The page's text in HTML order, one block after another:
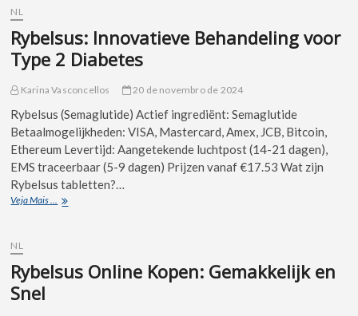
NL
Rybelsus: Innovatieve Behandeling voor
Type 2 Diabetes
Karina Vasconcellos 20 de novembro de 2024
Rybelsus (Semaglutide) Actief ingrediënt: Semaglutide
Betaalmogelijkheden: VISA, Mastercard, Amex, JCB, Bitcoin,
Ethereum Levertijd: Aangetekende luchtpost (14-21 dagen),
EMS traceerbaar (5-9 dagen) Prijzen vanaf €17.53 Wat zijn
Rybelsus tabletten?…
Veja Mais ...
NL
Rybelsus Online Kopen: Gemakkelijk en
Snel